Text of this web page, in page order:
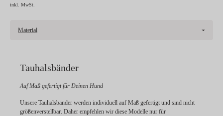
inkl. MwSt.
Material
Tauhalsbänder
Auf Maß gefertigt für Deinen Hund
Unsere Tauhalsbänder werden individuell auf Maß gefertigt und sind nicht
größenverstellbar. Daher empfehlen wir diese Modelle nur für